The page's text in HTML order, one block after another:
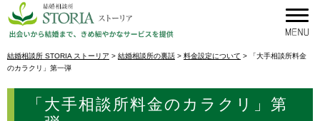
結婚相談所 STORIA ストーリア > 結婚相談所の裏話 > 料金設定について >
「大手相談所料金
のカラクリ」第一弾
「大手相談所料金のカラクリ」第